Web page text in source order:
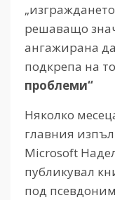
решаващо
ангажирана
подкрепа на
проблеми“
Няколко
главния
Microsoft
публикувал
под